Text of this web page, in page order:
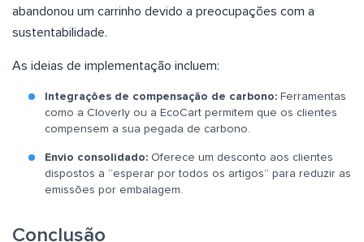
abandonou um carrinho devido a preocupações com a
sustentabilidade.
As ideias de implementação incluem:
Integrações de compensação de carbono: Ferramentas
como a Cloverly ou a EcoCart permitem que os clientes
compensem a sua pegada de carbono.
Envio consolidado: Oferece um desconto aos clientes
dispostos a “esperar por todos os artigos” para reduzir as
emissões por embalagem.
Conclusão